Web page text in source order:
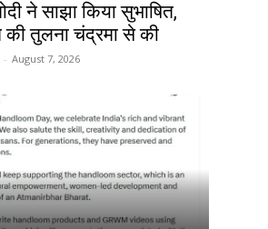
ने साझा किया सुभाषित,
की तुलना चंद्रमा से की
- August 7, 2026